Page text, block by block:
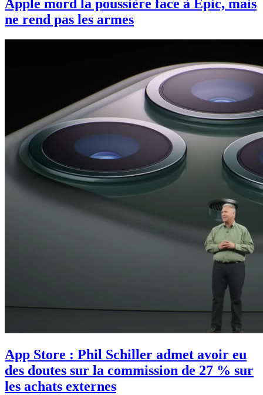
Apple mord la poussière face à Epic, mais
ne rend pas les armes
App Store : Phil Schiller admet avoir eu
des doutes sur la commission de 27 % sur
les achats externes